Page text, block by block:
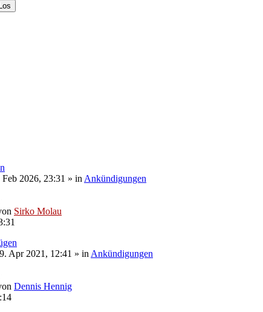
Feb 2026, 23:31 » in Ankündigungen
Sirko Molau
Apr 2021, 12:41 » in Ankündigungen
Dennis Hennig